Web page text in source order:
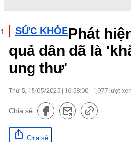
SỨC KHỎEPhát
quả dân dã là
ung thư'
Thứ 5, 15/05/2025 | 16:58:00 1,977 lượt
Chia sẻ
Chia sẻ